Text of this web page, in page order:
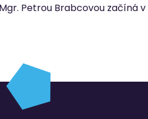
Petrou Brabcovou začíná v